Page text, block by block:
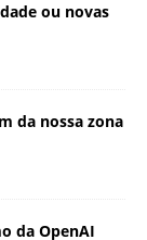
ou novas
da nossa zona
da OpenAI